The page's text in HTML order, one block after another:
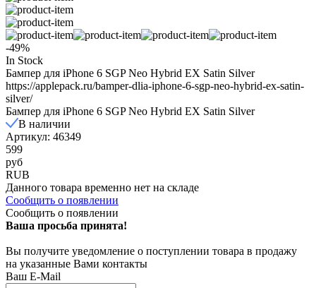
-49%
In Stock
Бампер для iPhone 6 SGP Neo Hybrid EX Satin Silver
https://applepack.ru/bamper-dlia-iphone-6-sgp-neo-hybrid-ex-satin-
silver/
Бампер для iPhone 6 SGP Neo Hybrid EX Satin Silver
В наличии
Артикул: 46349
599
руб
RUB
Данного товара временно нет на складе
Сообщить о появлении
Сообщить о появлении
Ваша просьба принята!
Вы получите уведомление о поступлении товара в продажу
на указанные Вами контакты
Ваш E-Mail